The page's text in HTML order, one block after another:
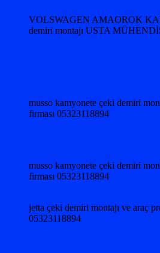
VOLSWAGEN AMAOROK
demiri montajı USTA
musso kamyonete çeki demiri
firması 05323118894
musso kamyonete çeki demiri
firması 05323118894
jetta çeki demiri montajı ve araç
05323118894